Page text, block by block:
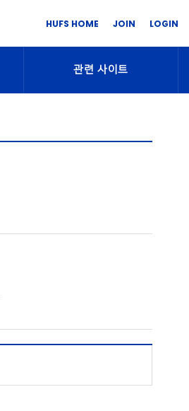
HUFS HOME JOIN LOGIN
관련 사이트